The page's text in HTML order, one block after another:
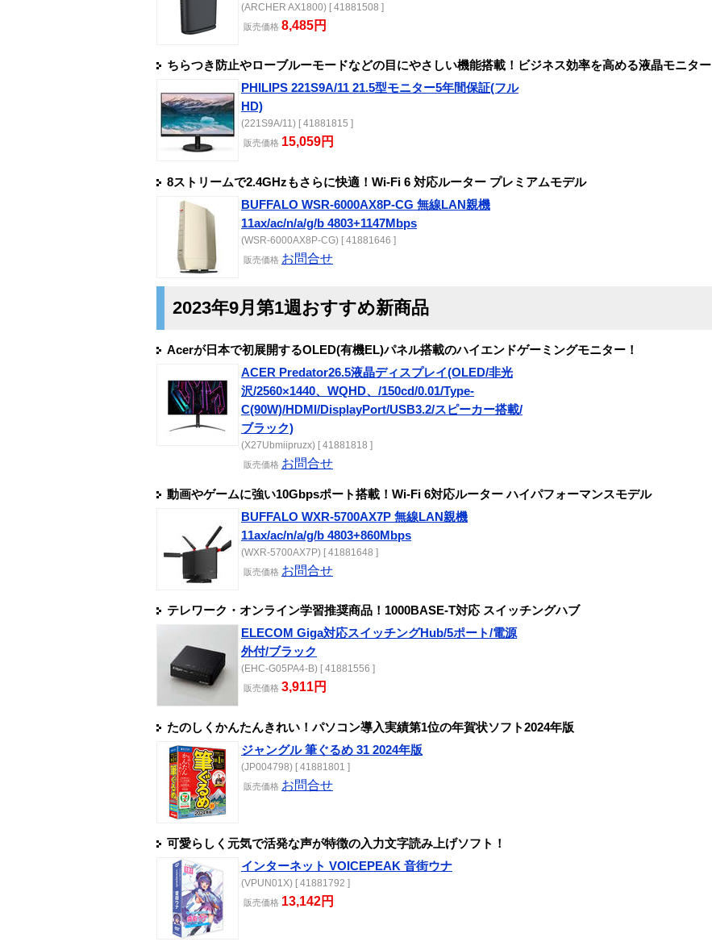
(ARCHER AX1800) [ 41881508 ]
販売価格 8,485円
ちらつき防止やローブルーモードなどの目にやさしい機能搭載！ビジネス効率を高める液晶モニター
PHILIPS 221S9A/11 21.5型モニター5年間保証(フル
HD)
(221S9A/11) [ 41881815 ]
販売価格 15,059円
8ストリームで2.4GHzもさらに快適！Wi-Fi 6 対応ルーター プレミアムモデル
BUFFALO WSR-6000AX8P-CG 無線LAN親機
11ax/ac/n/a/g/b 4803+1147Mbps
(WSR-6000AX8P-CG) [ 41881646 ]
販売価格 お問合せ
2023年9月第1週おすすめ新商品
Acerが日本で初展開するOLED(有機EL)パネル搭載のハイエンドゲーミングモニター！
ACER Predator26.5液晶ディスプレイ(OLED/非光
沢/2560×1440、WQHD、/150cd/0.01/Type-
C(90W)/HDMI/DisplayPort/USB3.2/スピーカー搭載/
ブラック)
(X27Ubmiipruzx) [ 41881818 ]
販売価格 お問合せ
動画やゲームに強い10Gbpsポート搭載！Wi-Fi 6対応ルーター ハイパフォーマンスモデル
BUFFALO WXR-5700AX7P 無線LAN親機
11ax/ac/n/a/g/b 4803+860Mbps
(WXR-5700AX7P) [ 41881648 ]
販売価格 お問合せ
テレワーク・オンライン学習推奨商品！1000BASE-T対応 スイッチングハブ
ELECOM Giga対応スイッチングHub/5ポート/電源
外付/ブラック
(EHC-G05PA4-B) [ 41881556 ]
販売価格 3,911円
たのしくかんたんきれい！パソコン導入実績第1位の年賀状ソフト2024年版
ジャングル 筆ぐるめ 31 2024年版
(JP004798) [ 41881801 ]
販売価格 お問合せ
可愛らしく元気で活発な声が特徴の入力文字読み上げソフト！
インターネット VOICEPEAK 音街ウナ
(VPUN01X) [ 41881792 ]
販売価格 13,142円